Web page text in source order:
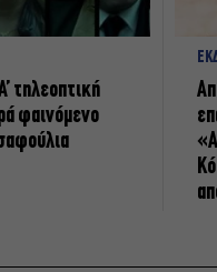
τηλεοπτική
φαινόμενο